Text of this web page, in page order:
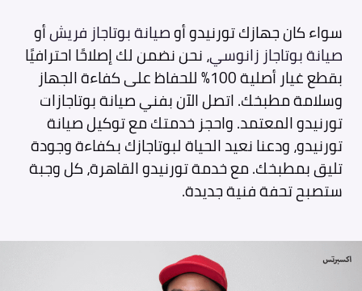
سواء كان جهازك تورنيدو أوصيانة بوتاجاز فريشأو
صيانة بوتاجاز زانوسي، نحن نضمن لك إصلاحًا احترافيًا
بقطع غيار أصلية 100% للحفاظ على كفاءة الجهاز
وسلامة مطبخك. اتصل الآن بفني صيانة بوتاجازات
تورنيدو المعتمد. واحجز خدمتك مع توكيل صيانة
تورنيدو، ودعنا نعيد الحياة لبوتاجازك بكفاءة وجودة
تليق بمطبخك. مع خدمة تورنيدو القاهرة، كل وجبة
ستصبح تحفة فنية جديدة.